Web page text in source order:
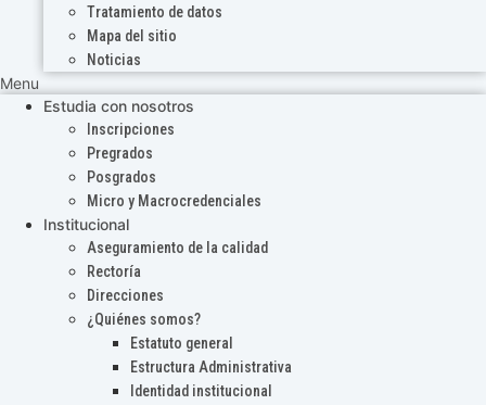
Tratamiento de datos
Mapa del sitio
Noticias
Menu
Estudia con nosotros
Inscripciones
Pregrados
Posgrados
Micro y Macrocredenciales
Institucional
Aseguramiento de la calidad
Rectoría
Direcciones
¿Quiénes somos?
Estatuto general
Estructura Administrativa
Identidad institucional